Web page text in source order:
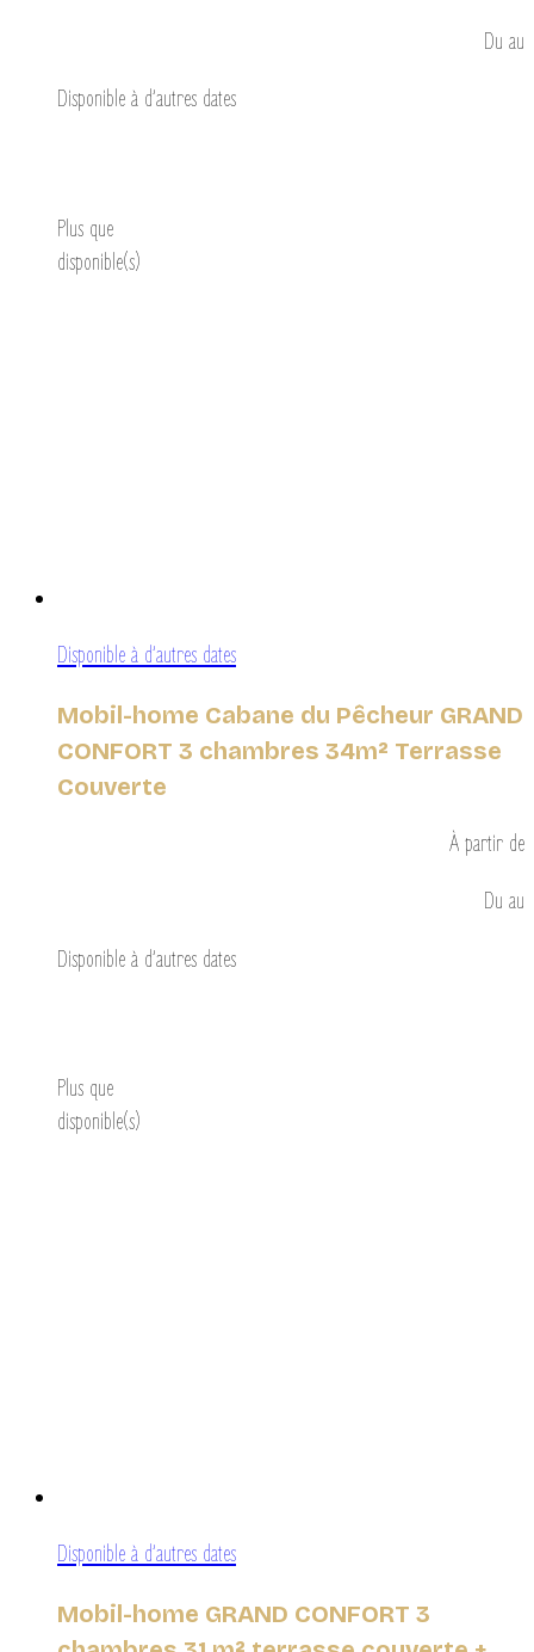
Du au
Disponible à d’autres dates
Plus que
disponible(s)
Disponible à d’autres dates
Mobil-home Cabane du Pêcheur GRAND
CONFORT 3 chambres 34m² Terrasse
Couverte
À partir de
Du au
Disponible à d’autres dates
Plus que
disponible(s)
Disponible à d’autres dates
Mobil-home GRAND CONFORT 3